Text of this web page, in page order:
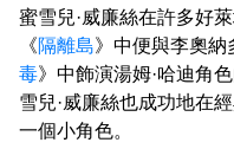
蜜雪兒·威廉絲在許多好
《隔離島》中便與李奧納
毒》中飾演湯姆·哈迪角
雪兒·威廉絲也成功地在
一個小角色。